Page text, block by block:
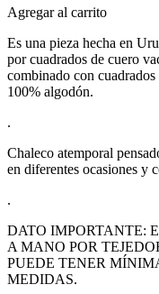
Agregar al carrito
Es una pieza hecha en
por cuadrados de cuero
combinado con
100% algodón.
.
Chaleco atemporal
en diferentes ocasiones y
.
DATO IMPORTANTE:
A MANO POR
PUEDE TENER
MEDIDAS.